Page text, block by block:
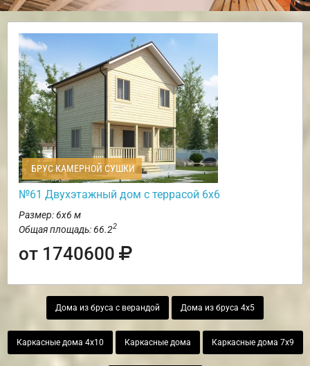
БРУС КАМЕРНОЙ СУШКИ
№61 Двухэтажный дом с террасой 6х6
Размер: 6х6 м
Общая площадь: 66.22
от 1740600
Дома из бруса с верандой Дома из бруса 4х5
Каркасные дома 4х10 Каркасные дома Каркасные дома 7х9